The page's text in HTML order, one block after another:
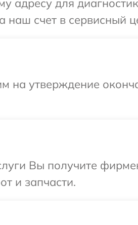
адресу для
наш счет в сервисный
на утверждение
Вы получите
и запчасти.